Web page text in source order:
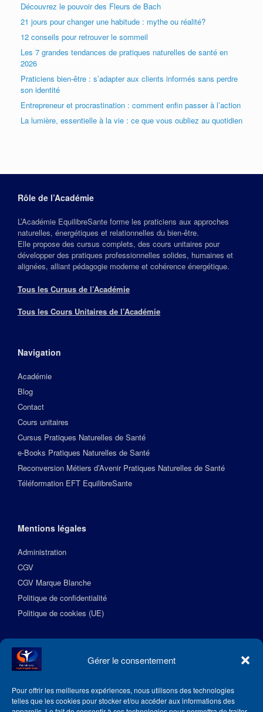
Gérer le consentement
Pour offrir les meilleures expériences, nous utilisons des technologies
telles que les cookies pour stocker et/ou accéder aux informations des
Découvrez le pouvoir des Fleurs de Bach
21 jours pour changer une habitude : mythe ou réalité?
12 conseils pour retrouver le sommeil
Les 7 grandes tendances de pratiques naturelles de santé en
2026
Praticiens bien-être : s’adapter aux clients informés sans perdre
son identité
Entrepreneur et procrastination : comment enfin passer à l’action
La lumière, essentielle à la vie : ce que vous oubliez au quotidien
Rôle de l’Académie
L’Académie EquilibreSante forme les praticiens aux approches
naturelles, énergétiques et relationnelles du bien‑être.
Elle propose des cursus complets, des cours unitaires pour
développer des pratiques professionnelles solides, humaines et
alignées, alliant pédagogie moderne et cohérence énergétique.
Tous les Cursus de l’Académie
Tous les Cours Unitaires de l’Académie
Navigation
Académie
Blog
Contact
Cours unitaires
Cursus Pratiques Naturelles de Santé
e-Books Pratiques Naturelles de Santé
Reconversion Métiers d’Avenir Pratiques Naturelles de Santé
Téléformation EFT EquilibreSante
Mentions légales
Administration
CGV
CGV Marque Blanche
Politique de confidentialité
Politique de cookies (UE)
Suivez l’Académie EquilibreSante